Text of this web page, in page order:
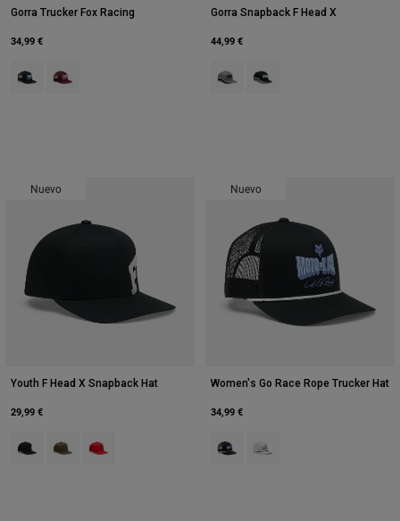
Gorra Trucker Fox Racing
34,99 €
Product swatch type of Negro.
Product swatch type of Granate oscuro.
Gorra Snapback F Head X
44,99 €
Product swatch type of Rojo
Product swatch type of
Nuevo
Youth F Head X Snapback Hat
29,99 €
Product swatch type of Negro.
Product swatch type of Verde Oliva.
Product swatch type of Rojo.
Nuevo
Women's Go Race Rope Trucker Hat
34,99 €
Product swatch type of Negro.